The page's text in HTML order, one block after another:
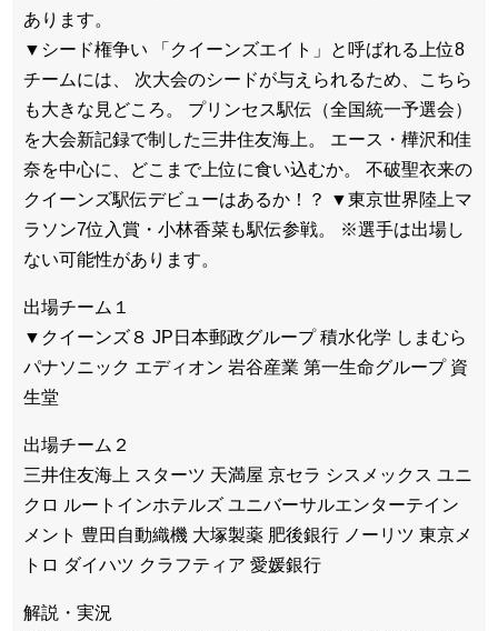
あります。
▼シード権争い 「クイーンズエイト」と呼ばれる上位8
チームには、 次大会のシードが与えられるため、こちら
も大きな見どころ。 プリンセス駅伝（全国統一予選会）
を大会新記録で制した三井住友海上。 エース・樺沢和佳
奈を中心に、どこまで上位に食い込むか。 不破聖衣来の
クイーンズ駅伝デビューはあるか！？ ▼東京世界陸上マ
ラソン7位入賞・小林香菜も駅伝参戦。 ※選手は出場し
ない可能性があります。
出場チーム１
▼クイーンズ８ JP日本郵政グループ 積水化学 しまむら
パナソニック エディオン 岩谷産業 第一生命グループ 資
生堂
出場チーム２
三井住友海上 スターツ 天満屋 京セラ シスメックス ユニ
クロ ルートインホテルズ ユニバーサルエンターテイン
メント 豊田自動織機 大塚製薬 肥後銀行 ノーリツ 東京メ
トロ ダイハツ クラフティア 愛媛銀行
解説・実況